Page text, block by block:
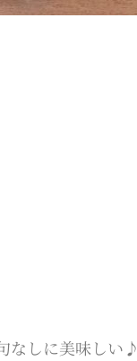
なしに美味しい♪